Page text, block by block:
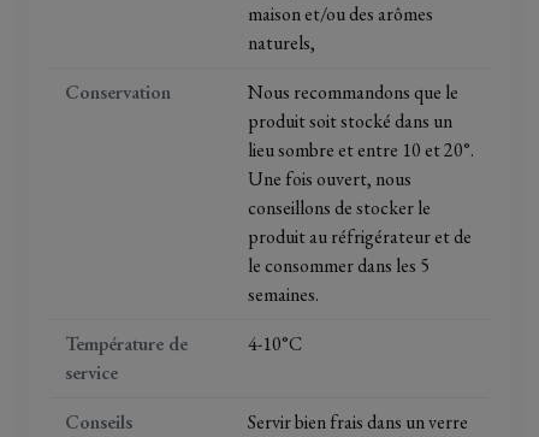
maison et/ou des arômes
naturels,
Conservation
Nous recommandons que le
produit soit stocké dans un
lieu sombre et entre 10 et 20°.
Une fois ouvert, nous
conseillons de stocker le
produit au réfrigérateur et de
le consommer dans les 5
semaines.
Température de
service
4-10°C
Conseils
Servir bien frais dans un verre